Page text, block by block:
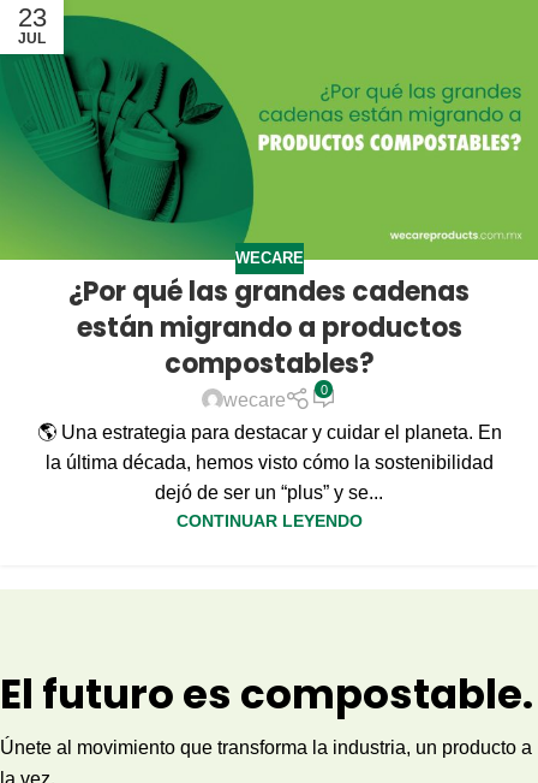
23
JUL
WECARE
¿Por qué las grandes cadenas
están migrando a productos
compostables?
wecare
0
🌎 Una estrategia para destacar y cuidar el planeta. En
la última década, hemos visto cómo la sostenibilidad
dejó de ser un “plus” y se...
CONTINUAR LEYENDO
El futuro es compostable.
Únete al movimiento que transforma la industria, un producto a
la vez.